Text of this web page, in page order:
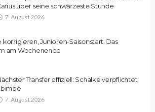
über seine schwärzeste Stunde
7. August 2026
korrigieren, Junioren-Saisonstart: Das
am Wochenende
Transfer offiziell: Schalke verpflichtet
7. August 2026